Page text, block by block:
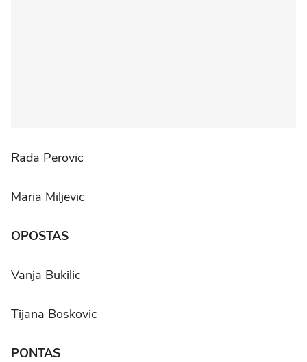
Rada Perovic
Maria Miljevic
OPOSTAS
Vanja Bukilic
Tijana Boskovic
PONTAS